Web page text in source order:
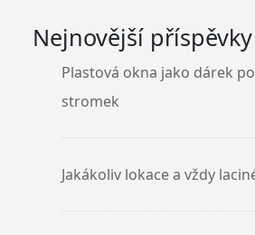
Nejnovější příspěvky
Plastová okna jako dárek
stromek
Jakákoliv lokace a vždy